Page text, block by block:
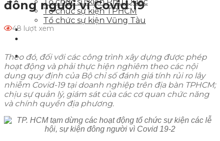
Tổ chức sự kiện TPHCM
Tổ chức sự kiện Vũng Tàu
Tin tức sự kiện
đông người vì Covid 19
48 lượt xem
Theo đó, đối với các công trình xây dựng được phép
hoạt động và phải thực hiện nghiêm theo các nội
dung quy định của Bộ chỉ số đánh giá tính rủi ro lây
nhiễm Covid-19 tại doanh nghiệp trên địa bàn TPHCM;
chịu sự quản lý, giám sát của các cơ quan chức năng
và chính quyền địa phương.